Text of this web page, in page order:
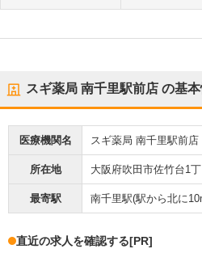
スギ薬局 南千里駅前店 の基
医療機関名 スギ薬局 南千里駅前店
所在地 大阪府吹田市佐竹台1
最寄駅 南千里駅(駅から北に
直近の求人を確認する[PR]